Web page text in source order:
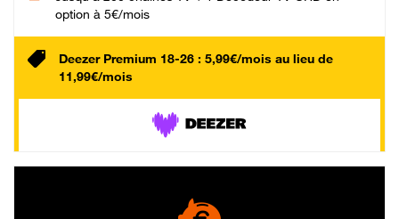
option à 5€/mois
Deezer Premium 18-26 : 5,99€/mois au lieu de
11,99€/mois